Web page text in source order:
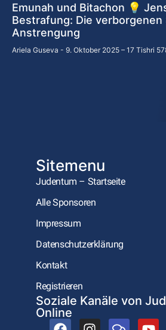
Emunah und Bitachon 💡
Bestrafung: Die
Anstrengung
Ariela Guseva 9. Oktober 2025 – 17 Tishri
Sitemenu
Judentum – Startseite
Alle Sponsoren
Impressum
Datenschutzerklärung
Kontakt
Registrieren
Soziale Kanäle von
Online